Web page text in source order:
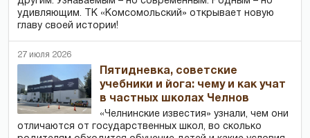
удивляющим. ТК «Комсомольский» открывает новую
главу своей истории!
27 июля 2026
Пятидневка, советские
учебники и йога: чему и как учат
в частных школах Челнов
«Челнинские известия» узнали, чем они
отличаются от государственных школ, во сколько